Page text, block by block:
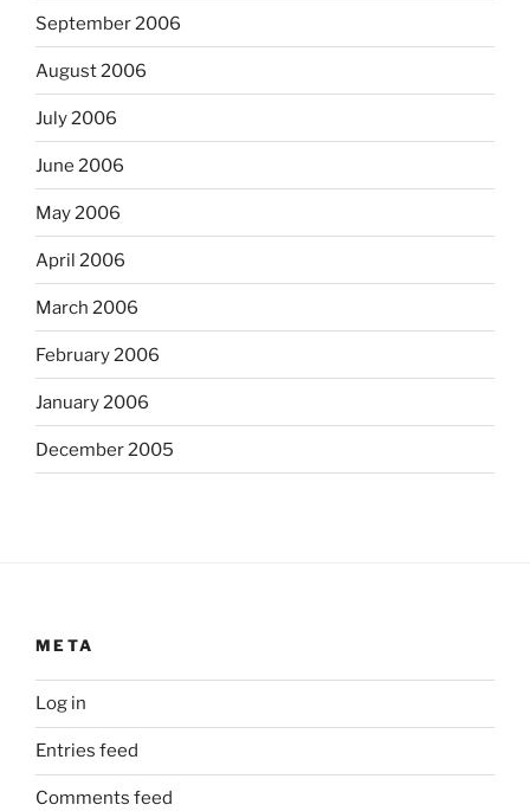
September 2006
August 2006
July 2006
June 2006
May 2006
April 2006
March 2006
February 2006
January 2006
December 2005
META
Log in
Entries feed
Comments feed